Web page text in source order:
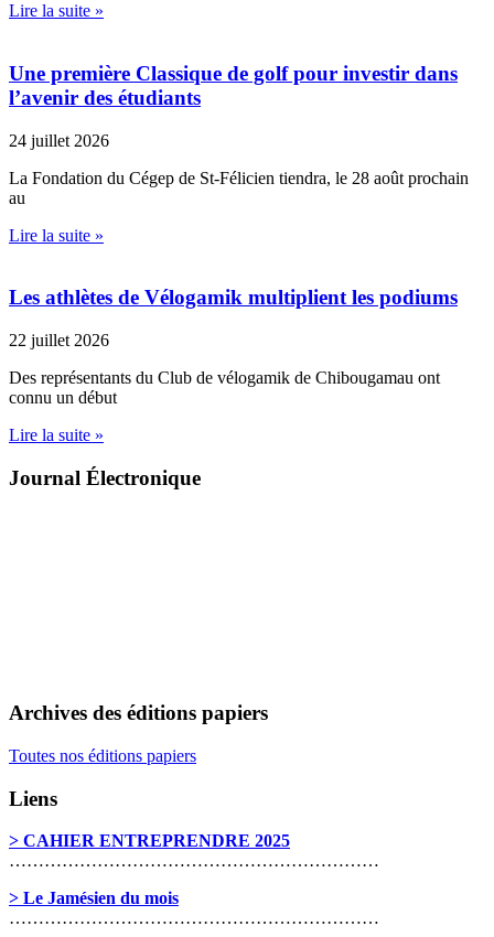
Lire la suite »
Une première Classique de golf pour investir dans
l’avenir des étudiants
24 juillet 2026
La Fondation du Cégep de St-Félicien tiendra, le 28 août prochain
au
Lire la suite »
Les athlètes de Vélogamik multiplient les podiums
22 juillet 2026
Des représentants du Club de vélogamik de Chibougamau ont
connu un début
Lire la suite »
Journal Électronique
Archives des éditions papiers
Toutes nos éditions papiers
Liens
> CAHIER ENTREPRENDRE 2025
………………………………………………………
> Le Jamésien du mois
………………………………………………………